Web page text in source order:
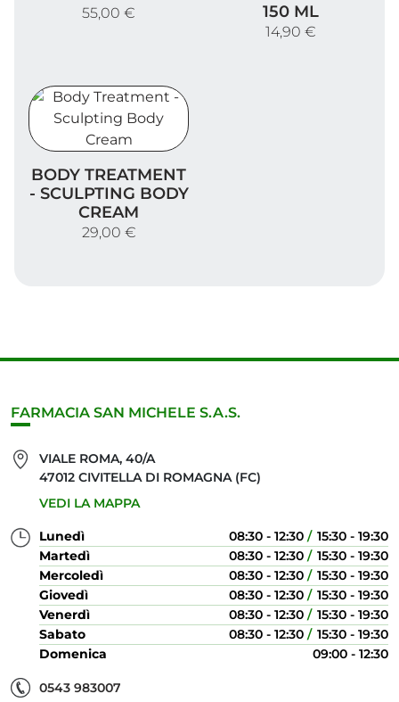
55,00 €
150 ML
14,90 €
BODY TREATMENT
- SCULPTING BODY
CREAM
29,00 €
FARMACIA SAN MICHELE S.A.S.
VIALE ROMA, 40/A
47012 CIVITELLA DI ROMAGNA (FC)
VEDI LA MAPPA
Lunedì 08:30 - 12:30
15:30 - 19:30
Martedì
08:30 - 12:30
15:30 - 19:30
Mercoledì
08:30 - 12:30
15:30 - 19:30
Giovedì
08:30 - 12:30
15:30 - 19:30
Venerdì
08:30 - 12:30
15:30 - 19:30
Sabato
08:30 - 12:30
15:30 - 19:30
Domenica
09:00 - 12:30
0543 983007